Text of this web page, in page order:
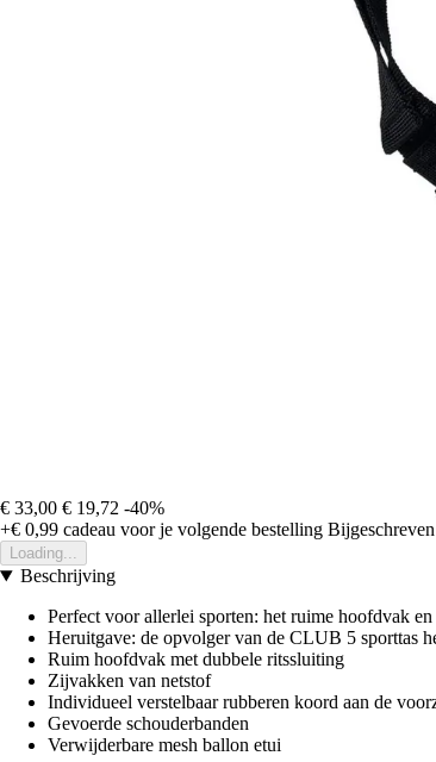
€ 33,00 € 19,72 -40%
+€ 0,99 cadeau voor je volgende bestelling
Loading...
Beschrijving
Perfect voor allerlei sporten: het ruime hoofdvak
Heruitgave: de opvolger van de CLUB 5 sporttas
Ruim hoofdvak met dubbele ritssluiting
Zijvakken van netstof
Individueel verstelbaar rubberen koord aan de
Gevoerde schouderbanden
Verwijderbare mesh ballon etui